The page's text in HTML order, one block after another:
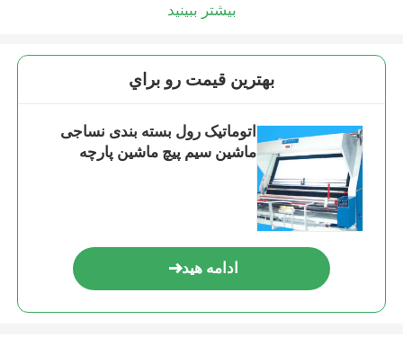
بیشتر ببینید
بهترين قيمت رو براي
اتوماتیک رول بسته بندی نساجی
ماشین سیم پیچ ماشین پارچه
ادامه هید